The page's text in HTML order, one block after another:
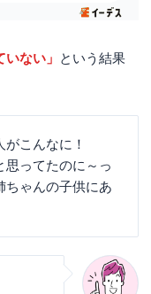
ない」 という結果
こんなに！
思ってたのに～っ
ちゃんの子供にあ